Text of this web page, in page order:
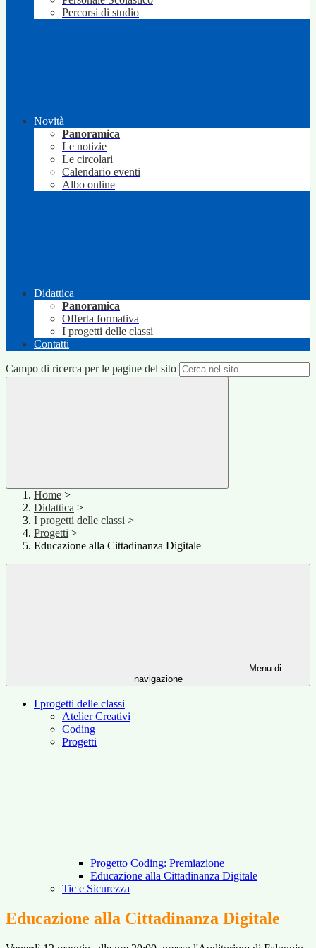
Percorsi di studio
Novità
Panoramica
Le notizie
Le circolari
Calendario eventi
Albo online
Didattica
Panoramica
Offerta formativa
I progetti delle classi
Contatti
Campo di ricerca per le pagine del sito
Home >
Didattica >
I progetti delle classi >
Progetti >
Educazione alla Cittadinanza Digitale
Menu di
navigazione
I progetti delle classi
Atelier Creativi
Coding
Progetti
Progetto Coding: Premiazione
Educazione alla Cittadinanza Digitale
Tic e Sicurezza
Educazione alla Cittadinanza Digitale